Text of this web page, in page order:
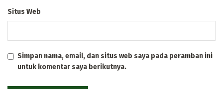
Situs Web
Simpan nama, email, dan situs web saya pada peramban ini
untuk komentar saya berikutnya.